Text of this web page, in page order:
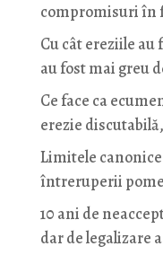
compromisuri în
Cu cât ereziile
au fost mai greu
Ce face ca
erezie
Limitele
întreruperii
10 ani de
dar de legalizare